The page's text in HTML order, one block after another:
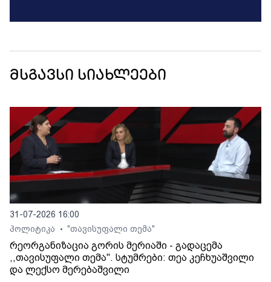
მსგავსი სიახლეები
31-07-2026 16:00
პოლიტიკა
• "თავისუფალი თემა"
რეორგანიზაცია გორის მერიაში - გადაცემა
,,თავისუფალი თემა". სტუმრები: თეა კეჩხუაშვილი
და ლექსო მერებაშვილი